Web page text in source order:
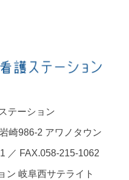
テーション
崎986-2 アワノタウン
／ FAX.058-215-1062
ン 岐阜西サテライト